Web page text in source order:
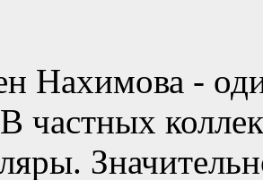
Нахимова -
частных